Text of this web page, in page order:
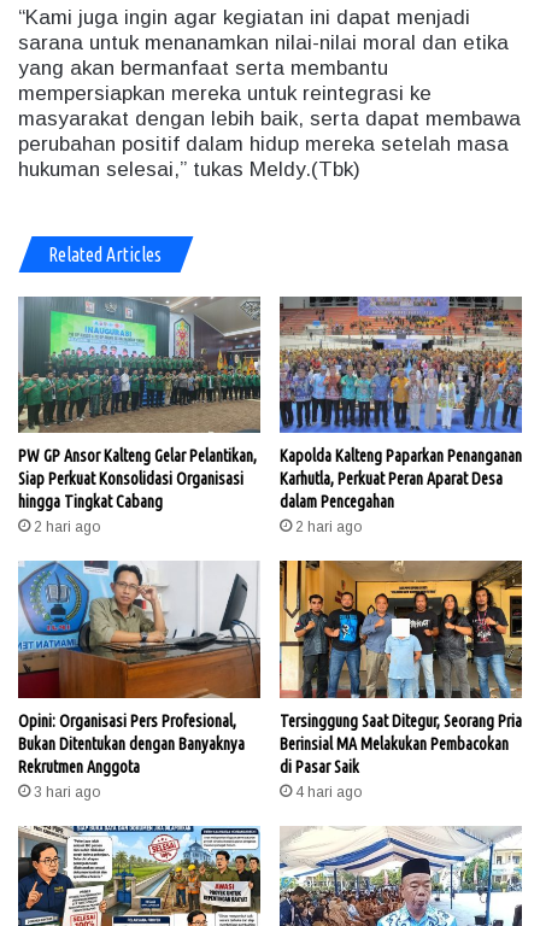
“Kami juga ingin agar kegiatan ini dapat menjadi
sarana untuk menanamkan nilai-nilai moral dan etika
yang akan bermanfaat serta membantu
mempersiapkan mereka untuk reintegrasi ke
masyarakat dengan lebih baik, serta dapat membawa
perubahan positif dalam hidup mereka setelah masa
hukuman selesai,” tukas Meldy.(Tbk)
Related Articles
PW GP Ansor Kalteng Gelar Pelantikan,
Siap Perkuat Konsolidasi Organisasi
hingga Tingkat Cabang
2 hari ago
Kapolda Kalteng Paparkan Penanganan
Karhutla, Perkuat Peran Aparat Desa
dalam Pencegahan
2 hari ago
Opini: Organisasi Pers Profesional,
Bukan Ditentukan dengan Banyaknya
Rekrutmen Anggota
3 hari ago
Tersinggung Saat Ditegur, Seorang Pria
Berinsial MA Melakukan Pembacokan
di Pasar Saik
4 hari ago